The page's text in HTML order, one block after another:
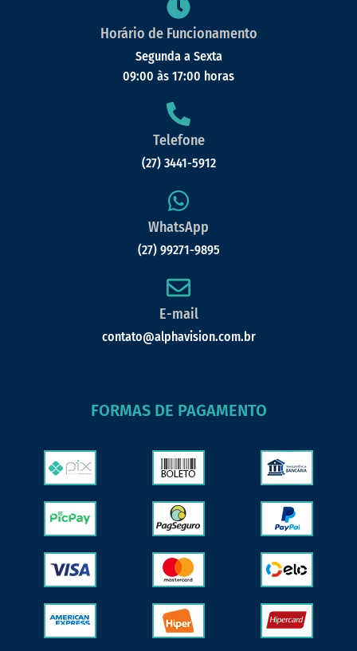
Horário de Funcionamento
Segunda a Sexta
09:00 às 17:00 horas
Telefone
(27) 3441-5912
WhatsApp
(27) 99271-9895
E-mail
contato@alphavision.com.br
FORMAS DE PAGAMENTO